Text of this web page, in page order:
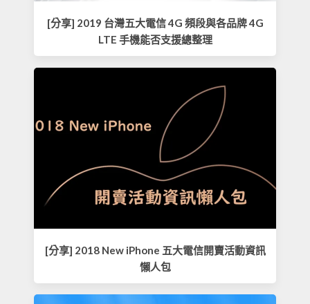
[分享] 2019 台灣五大電信 4G 頻段與各品牌 4G
LTE 手機能否支援總整理
[分享] 2018 New iPhone 五大電信開賣活動資訊
懶人包